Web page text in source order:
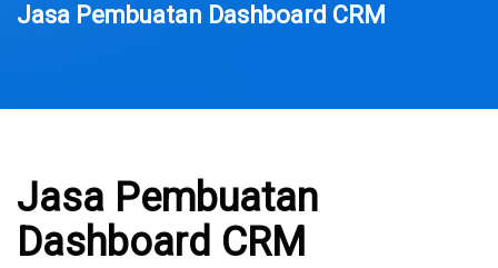
Jasa Pembuatan Dashboard CRM
Jasa Pembuatan
Dashboard CRM